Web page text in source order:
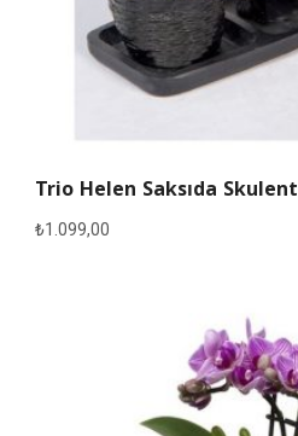
Trio Helen Saksıda Skulent
₺1.099,00